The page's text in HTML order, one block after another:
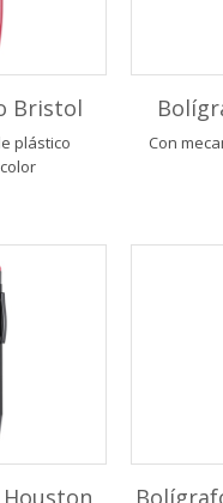
Bristol
plástico
Con